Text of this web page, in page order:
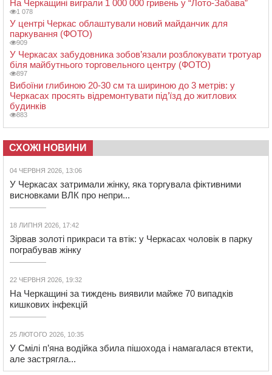
На Черкащині виграли 1 000 000 гривень у “Лото-Забава”
1 078
У центрі Черкас облаштували новий майданчик для
паркування (ФОТО)
909
У Черкасах забудовника зобов’язали розблокувати тротуар
біля майбутнього торговельного центру (ФОТО)
897
Вибоїни глибиною 20-30 см та шириною до 3 метрів: у
Черкасах просять відремонтувати під’їзд до житлових
будинків
883
СХОЖІ НОВИНИ
04 ЧЕРВНЯ 2026, 13:06
У Черкасах затримали жінку, яка торгувала фіктивними
висновками ВЛК про непри...
18 ЛИПНЯ 2026, 17:42
Зірвав золоті прикраси та втік: у Черкасах чоловік в парку
пограбував жінку
22 ЧЕРВНЯ 2026, 19:32
На Черкащині за тиждень виявили майже 70 випадків
кишкових інфекцій
25 ЛЮТОГО 2026, 10:35
У Смілі п’яна водійка збила пішохода і намагалася втекти,
але застрягла...